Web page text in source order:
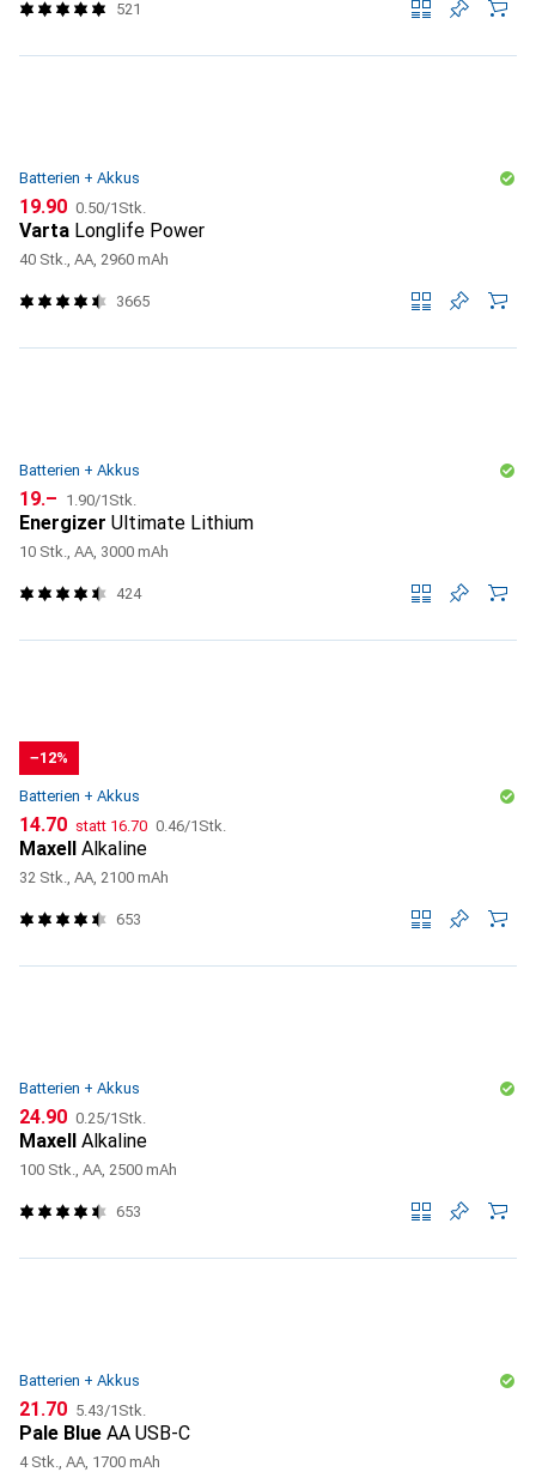
521
Batterien + Akkus
CHF
19.90 CHF
0.50/1Stk.
Varta Longlife Power
40 Stk., AA, 2960 mAh
3665
Batterien + Akkus
CHF
19.– CHF
1.90/1Stk.
Energizer Ultimate Lithium
10 Stk., AA, 3000 mAh
424
−12%
Batterien + Akkus
CHF
14.70 statt CHF
16.70 CHF
0.46/1Stk.
Maxell Alkaline
32 Stk., AA, 2100 mAh
653
Batterien + Akkus
CHF
24.90 CHF
0.25/1Stk.
Maxell Alkaline
100 Stk., AA, 2500 mAh
653
Batterien + Akkus
CHF
21.70 CHF
5.43/1Stk.
Pale Blue AA USB-C
4 Stk., AA, 1700 mAh